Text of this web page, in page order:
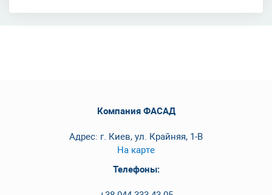
Компания ФАСАД
Адрес: г. Киев, ул. Крайняя, 1-В
На карте
Телефоны: